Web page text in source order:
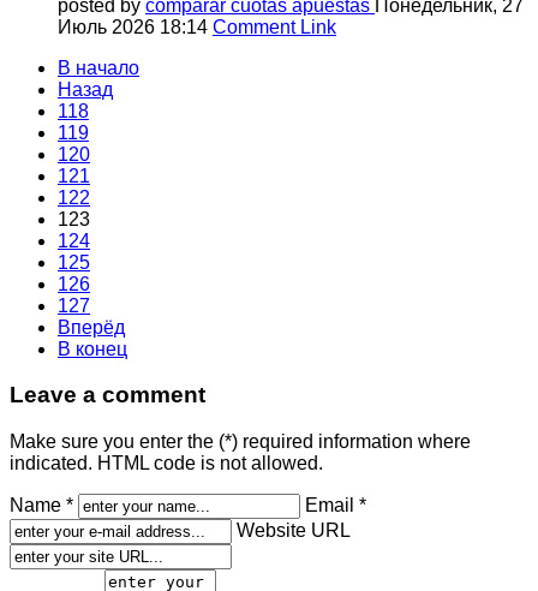
posted by comparar cuotas apuestas
Понедельник, 27
Июль 2026 18:14 Comment Link
В начало
Назад
118
119
120
121
122
123
124
125
126
127
Вперёд
В конец
Leave a comment
Make sure you enter the (*) required information where
indicated. HTML code is not allowed.
Name *
Email *
Website URL